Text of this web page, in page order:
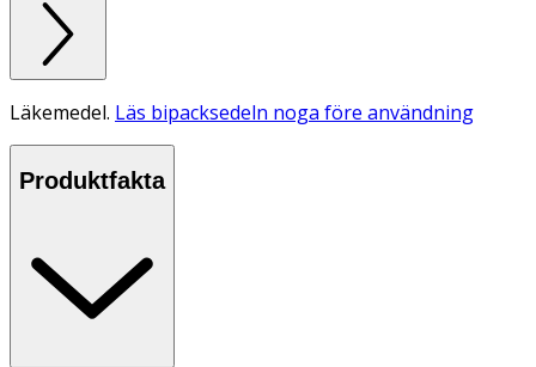
Läkemedel. Läs bipacksedeln noga före användning
Produktfakta